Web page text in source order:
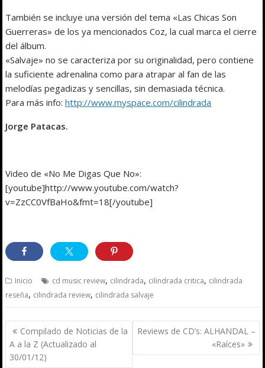
También se incluye una versión del tema «Las Chicas Son
Guerreras» de los ya mencionados Coz, la cual marca el cierre
del álbum.
«Salvaje» no se caracteriza por su originalidad, pero contiene
la suficiente adrenalina como para atrapar al fan de las
melodías pegadizas y sencillas, sin demasiada técnica.
Para más info:http://www.myspace.com/cilindrada
Jorge Patacas.
Video de «No Me Digas Que No»:
[youtube]http://www.youtube.com/watch?
v=ZzCC0VfBaHo&fmt=18[/youtube]
Inicio cd music review, cilindrada, cilindrada critica, cilindrada
reseña, cilindrada review, cilindrada salvaje
Navegación
de
entradas
Compilado de Noticias de la
A a la Z (Actualizado al
30/01/12)
Reviews de CD’s: ALHANDAL –
«Raíces»